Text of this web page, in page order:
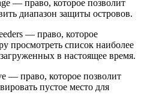
— право, которое позволит
диапазон защиты островов.
— право, которое
просмотреть список наиболее
в настоящее время.
— право, которое позволит
пустое место для